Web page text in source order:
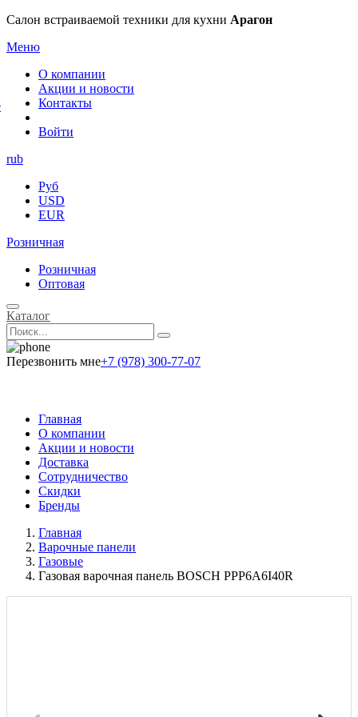
Салон встраиваемой техники для кухни Арагон
Меню
О компании
Акции и новости
Контакты
Войти
rub
Руб
USD
EUR
Розничная
Розничная
Оптовая
Каталог
Перезвонить мне+7 (978) 300-77-07
Главная
О компании
Акции и новости
Доставка
Сотрудничество
Скидки
Бренды
Главная
Варочные панели
Газовые
Газовая варочная панель BOSCH PPP6A6I40R